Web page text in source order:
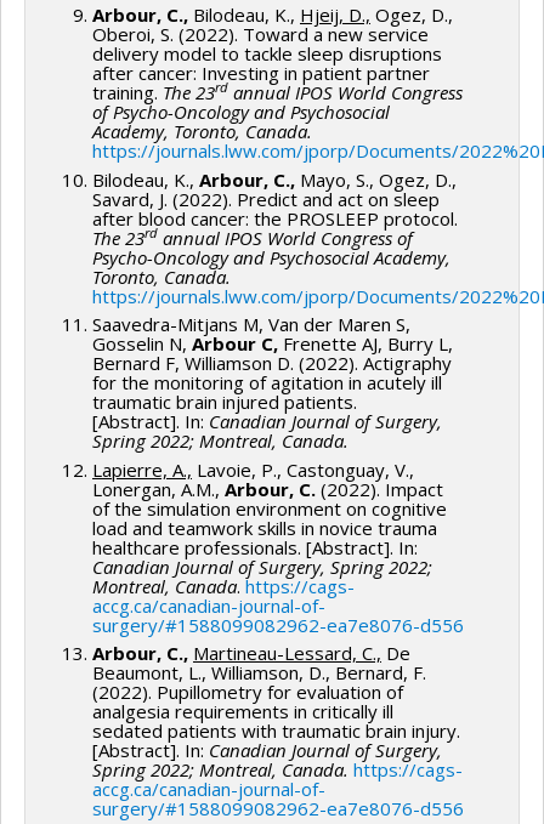
Arbour, C., Bilodeau, K., Hjeij, D., Ogez, D.,
Oberoi, S. (2022). Toward a new service
delivery model to tackle sleep disruptions
after cancer: Investing in patient partner
training. The 23rd annual IPOS World Congress
of Psycho-Oncology and Psychosocial
Academy, Toronto, Canada.
https://journals.lww.com/jporp/Documents/
Bilodeau, K., Arbour, C., Mayo, S., Ogez, D.,
Savard, J. (2022). Predict and act on sleep
after blood cancer: the PROSLEEP protocol.
The 23rd annual IPOS World Congress of
Psycho-Oncology and Psychosocial Academy,
Toronto, Canada.
https://journals.lww.com/jporp/Documents/
Saavedra-Mitjans M, Van der Maren S,
Gosselin N, Arbour C, Frenette AJ, Burry L,
Bernard F, Williamson D. (2022). Actigraphy
for the monitoring of agitation in acutely ill
traumatic brain injured patients.
[Abstract]. In: Canadian Journal of Surgery,
Spring 2022; Montreal, Canada.
Lapierre, A., Lavoie, P., Castonguay, V.,
Lonergan, A.M., Arbour, C. (2022). Impact
of the simulation environment on cognitive
load and teamwork skills in novice trauma
healthcare professionals. [Abstract]. In:
Canadian Journal of Surgery, Spring 2022;
Montreal, Canada. https://cags-
accg.ca/canadian-journal-of-
surgery/#1588099082962-ea7e8076-d556
Arbour, C., Martineau-Lessard, C., De
Beaumont, L., Williamson, D., Bernard, F.
(2022). Pupillometry for evaluation of
analgesia requirements in critically ill
sedated patients with traumatic brain injury.
[Abstract]. In: Canadian Journal of Surgery,
Spring 2022; Montreal, Canada. https://cags-
accg.ca/canadian-journal-of-
surgery/#1588099082962-ea7e8076-d556